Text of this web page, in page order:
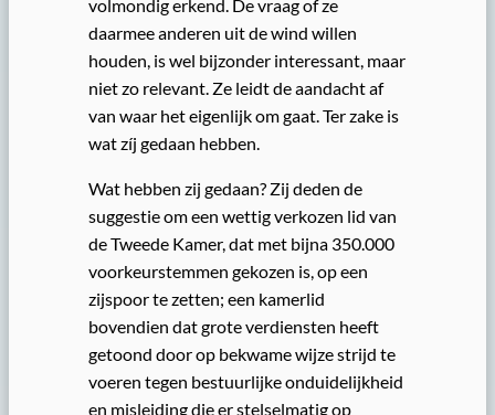
volmondig erkend. De vraag of ze
daarmee anderen uit de wind willen
houden, is wel bijzonder interessant, maar
niet zo relevant. Ze leidt de aandacht af
van waar het eigenlijk om gaat. Ter zake is
wat zíj gedaan hebben.
Wat hebben zij gedaan? Zij deden de
suggestie om een wettig verkozen lid van
de Tweede Kamer, dat met bijna 350.000
voorkeurstemmen gekozen is, op een
zijspoor te zetten; een kamerlid
bovendien dat grote verdiensten heeft
getoond door op bekwame wijze strijd te
voeren tegen bestuurlijke onduidelijkheid
en misleiding die er stelselmatig op